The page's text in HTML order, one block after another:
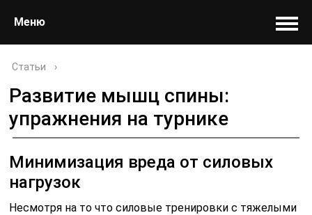
Меню
Статьи ›
Развитие мышц спины:
упражнения на турнике
Минимизация вреда от силовых
нагрузок
Несмотря на то что силовые тренировки с тяжелыми